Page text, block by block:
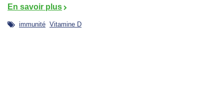
En savoir plus
immunité Vitamine D